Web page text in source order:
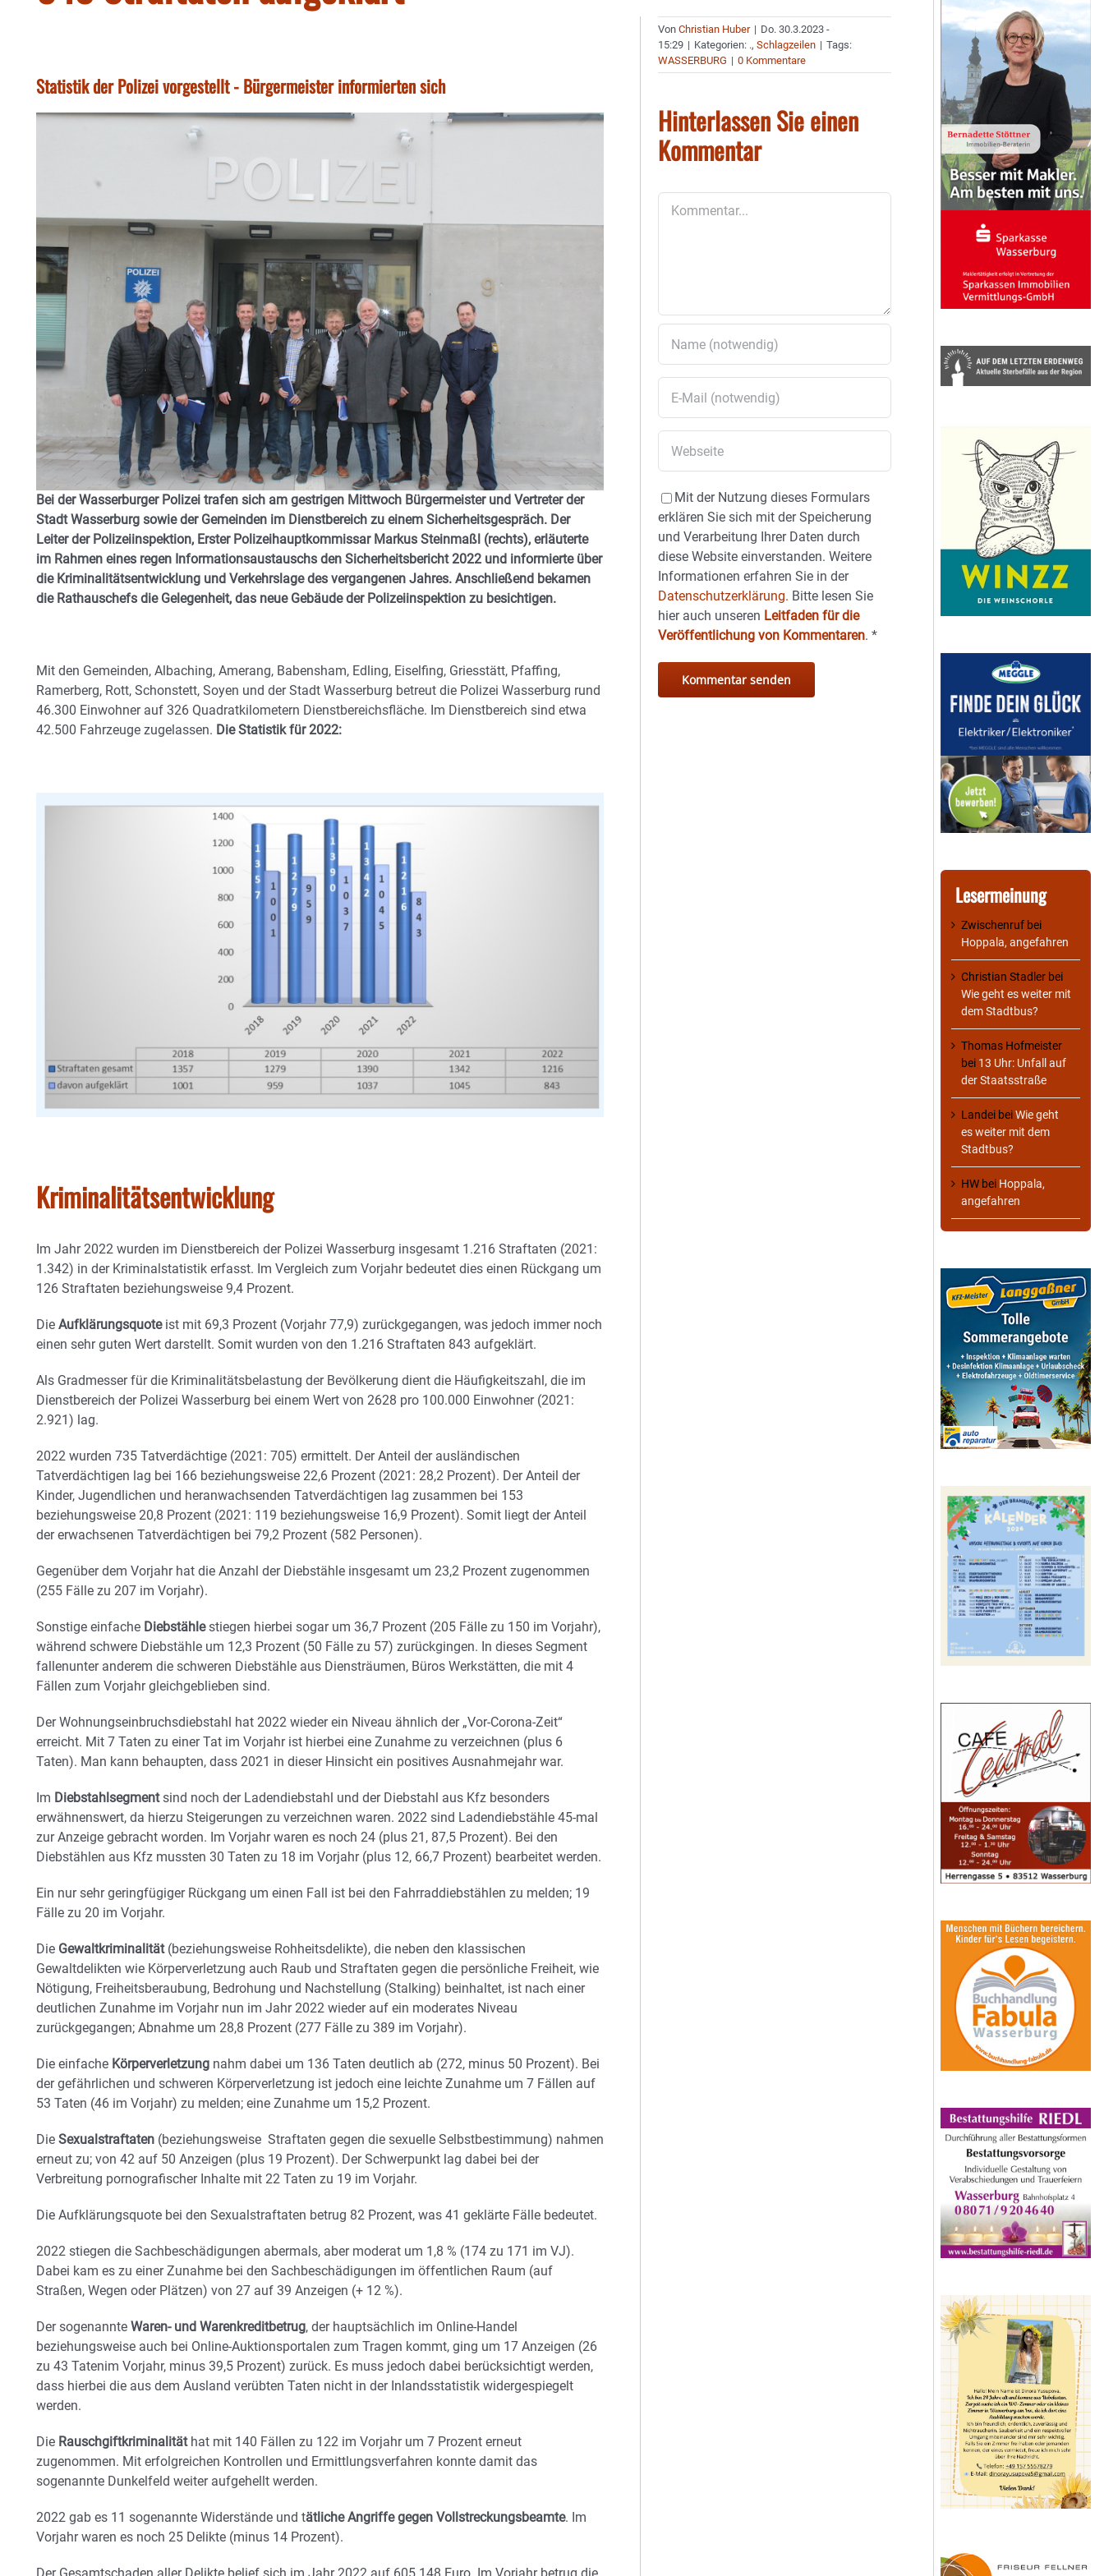
Statistik der Polizei vorgestellt - Bürgermeister informierten sich
Bei der Wasserburger Polizei trafen sich am gestrigen Mittwoch Bürgermeister und Vertreter der
Stadt Wasserburg sowie der Gemeinden im Dienstbereich zu einem Sicherheitsgespräch. Der
Leiter der Polizeiinspektion, Erster Polizeihauptkommissar Markus Steinmaßl (rechts), erläuterte
im Rahmen eines regen Informationsaustauschs den Sicherheitsbericht 2022 und informierte über
die Kriminalitätsentwicklung und Verkehrslage des vergangenen Jahres. Anschließend bekamen
die Rathauschefs die Gelegenheit, das neue Gebäude der Polizeiinspektion zu besichtigen.
Mit den Gemeinden, Albaching, Amerang, Babensham, Edling, Eiselfing, Griesstätt, Pfaffing,
Ramerberg, Rott, Schonstett, Soyen und der Stadt Wasserburg betreut die Polizei Wasserburg rund
46.300 Einwohner auf 326 Quadratkilometern Dienstbereichsfläche. Im Dienstbereich sind etwa
42.500 Fahrzeuge zugelassen. Die Statistik für 2022:
Kriminalitätsentwicklung
Im Jahr 2022 wurden im Dienstbereich der Polizei Wasserburg insgesamt 1.216 Straftaten (2021:
1.342) in der Kriminalstatistik erfasst. Im Vergleich zum Vorjahr bedeutet dies einen Rückgang um
126 Straftaten beziehungsweise 9,4 Prozent.
Die Aufklärungsquoteist mit 69,3 Prozent (Vorjahr 77,9) zurückgegangen, was jedoch immer noch
einen sehr guten Wert darstellt. Somit wurden von den 1.216 Straftaten 843 aufgeklärt.
Als Gradmesser für die Kriminalitätsbelastung der Bevölkerung dient die Häufigkeitszahl, die im
Dienstbereich der Polizei Wasserburg bei einem Wert von 2628 pro 100.000 Einwohner (2021:
2.921) lag.
2022 wurden 735 Tatverdächtige (2021: 705) ermittelt. Der Anteil der ausländischen
Tatverdächtigen lag bei 166 beziehungsweise 22,6 Prozent (2021: 28,2 Prozent). Der Anteil der
Kinder, Jugendlichen und heranwachsenden Tatverdächtigen lag zusammen bei 153
beziehungsweise 20,8 Prozent (2021: 119 beziehungsweise 16,9 Prozent). Somit liegt der Anteil
der erwachsenen Tatverdächtigen bei 79,2 Prozent (582 Personen).
Gegenüber dem Vorjahr hat die Anzahl der Diebstähle insgesamt um 23,2 Prozent zugenommen
(255 Fälle zu 207 im Vorjahr).
Sonstige einfache Diebstählestiegen hierbei sogar um 36,7 Prozent (205 Fälle zu 150 im Vorjahr),
während schwere Diebstähle um 12,3 Prozent (50 Fälle zu 57) zurückgingen. In dieses Segment
fallenunter anderem die schweren Diebstähle aus Diensträumen, Büros Werkstätten, die mit 4
Fällen zum Vorjahr gleichgeblieben sind.
Der Wohnungseinbruchsdiebstahl hat 2022 wieder ein Niveau ähnlich der „Vor-Corona-Zeit“
erreicht. Mit 7 Taten zu einer Tat im Vorjahr ist hierbei eine Zunahme zu verzeichnen (plus 6
Taten). Man kann behaupten, dass 2021 in dieser Hinsicht ein positives Ausnahmejahr war.
Im Diebstahlsegmentsind noch der Ladendiebstahl und der Diebstahl aus Kfz besonders
erwähnenswert, da hierzu Steigerungen zu verzeichnen waren. 2022 sind Ladendiebstähle 45-mal
zur Anzeige gebracht worden. Im Vorjahr waren es noch 24 (plus 21, 87,5 Prozent). Bei den
Diebstählen aus Kfz mussten 30 Taten zu 18 im Vorjahr (plus 12, 66,7 Prozent) bearbeitet werden.
Ein nur sehr geringfügiger Rückgang um einen Fall ist bei den Fahrraddiebstählen zu melden; 19
Fälle zu 20 im Vorjahr.
Die Gewaltkriminalität(beziehungsweise Rohheitsdelikte), die neben den klassischen
Gewaltdelikten wie Körperverletzung auch Raub und Straftaten gegen die persönliche Freiheit, wie
Nötigung, Freiheitsberaubung, Bedrohung und Nachstellung (Stalking) beinhaltet, ist nach einer
deutlichen Zunahme im Vorjahr nun im Jahr 2022 wieder auf ein moderates Niveau
zurückgegangen; Abnahme um 28,8 Prozent (277 Fälle zu 389 im Vorjahr).
Die einfache Körperverletzung nahm dabei um 136 Taten deutlich ab (272, minus 50 Prozent). Bei
der gefährlichen und schweren Körperverletzung ist jedoch eine leichte Zunahme um 7 Fällen auf
53 Taten (46 im Vorjahr) zu melden; eine Zunahme um 15,2 Prozent.
Die Sexualstraftaten (beziehungsweise Straftaten gegen die sexuelle Selbstbestimmung) nahmen
erneut zu; von 42 auf 50 Anzeigen (plus 19 Prozent). Der Schwerpunkt lag dabei bei der
Verbreitung pornografischer Inhalte mit 22 Taten zu 19 im Vorjahr.
Die Aufklärungsquote bei den Sexualstraftaten betrug 82 Prozent, was 41 geklärte Fälle bedeutet.
2022 stiegen die Sachbeschädigungen abermals, aber moderat um 1,8 % (174 zu 171 im VJ).
Dabei kam es zu einer Zunahme bei den Sachbeschädigungen im öffentlichen Raum (auf
Straßen, Wegen oder Plätzen) von 27 auf 39 Anzeigen (+ 12 %).
Der sogenannte Waren- und Warenkreditbetrug, der hauptsächlich im Online-Handel
beziehungsweise auch bei Online-Auktionsportalen zum Tragen kommt, ging um 17 Anzeigen (26
zu 43 Tatenim Vorjahr, minus 39,5 Prozent) zurück. Es muss jedoch dabei berücksichtigt werden,
dass hierbei die aus dem Ausland verübten Taten nicht in der Inlandsstatistik widergespiegelt
werden.
Die Rauschgiftkriminalitäthat mit 140 Fällen zu 122 im Vorjahr um 7 Prozent erneut
zugenommen. Mit erfolgreichen Kontrollen und Ermittlungsverfahren konnte damit das
sogenannte Dunkelfeld weiter aufgehellt werden.
2022 gab es 11 sogenannte Widerstände und tätliche Angriffe gegen Vollstreckungsbeamte. Im
Vorjahr waren es noch 25 Delikte (minus 14 Prozent).
Der Gesamtschaden aller Delikte belief sich im Jahr 2022 auf 605.148 Euro. Im Vorjahr betrug die
VonChristian Huber | Do. 30.3.2023 -
15:29 | Kategorien: .,Schlagzeilen | Tags:
WASSERBURG | 0 Kommentare
Hinterlassen Sie einen
Kommentar
Mit der Nutzung dieses Formulars
erklären Sie sich mit der Speicherung
und Verarbeitung Ihrer Daten durch
diese Website einverstanden. Weitere
Informationen erfahren Sie in der
Datenschutzerklärung. Bitte lesen Sie
hier auch unseren Leitfaden für die
Veröffentlichung von Kommentaren.*
Lesermeinung
Zwischenruf bei
Hoppala, angefahren
Christian Stadler bei
Wie geht es weiter mit
dem Stadtbus?
Thomas Hofmeister
bei 13 Uhr: Unfall auf
der Staatsstraße
Landei beiWie geht
es weiter mit dem
Stadtbus?
HW bei Hoppala,
angefahren